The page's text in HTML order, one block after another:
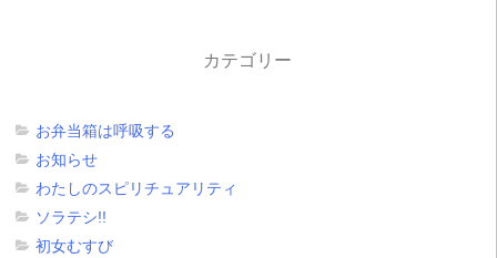
カテゴリー
お弁当箱は呼吸する
お知らせ
わたしのスピリチュアリティ
ソラテシ!!
初女むすび